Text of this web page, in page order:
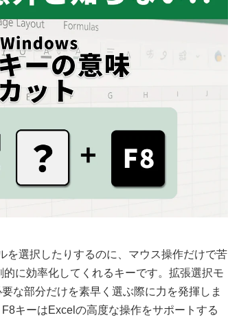
を選択したりするのに、マウス操作だけで苦
に効率化してくれるキーです。拡張選択モ
な部分だけを素早く選ぶ際に力を発揮しま
キーはExcelの高度な操作をサポートする